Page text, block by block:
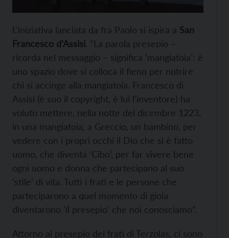
L’iniziativa lanciata da fra Paolo si ispira a San
Francesco d’Assisi. “La parola presepio –
ricorda nel messaggio – significa ‘mangiatoia’: è
uno spazio dove si colloca il fieno per nutrire
chi si accinge alla mangiatoia. Francesco di
Assisi (è suo il copyright, è lui l’inventore) ha
voluto mettere, nella notte del dicembre 1223,
in una mangiatoia, a Greccio, un bambino, per
vedere con i propri occhi il Dio che si è fatto
uomo, che diventa ‘Cibo’, per far vivere bene
ogni uomo e donna che partecipano al suo
‘stile’ di vita. Tutti i frati e le persone che
parteciparono a quel momento di gioia
diventarono ‘il presepio’ che noi conosciamo”.
Attorno al presepio dei frati di Terzolas, ci sono